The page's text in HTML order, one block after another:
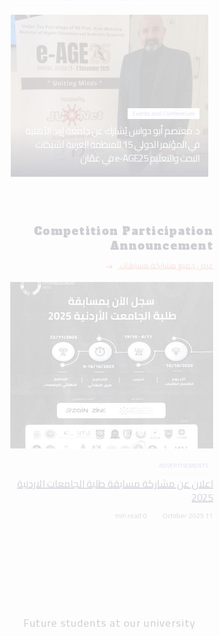
Events and Conferences
د. معتصم أبو دواس يُشارك عن جامعة إربد الأهلية
في المؤتمر الدولي 15 للمنظمة العربية لشبكات
البحث والتعليم e-AGE25 في عمّان
Competition Participation
Announcement
عرض جميع مشاركة مسابقات
ADVERTISEMENTS
اعلان عن مشاركة مسابقة طلبة الجامعات الاردنية
2025
11 October 2025
0 min read
Future students at our university